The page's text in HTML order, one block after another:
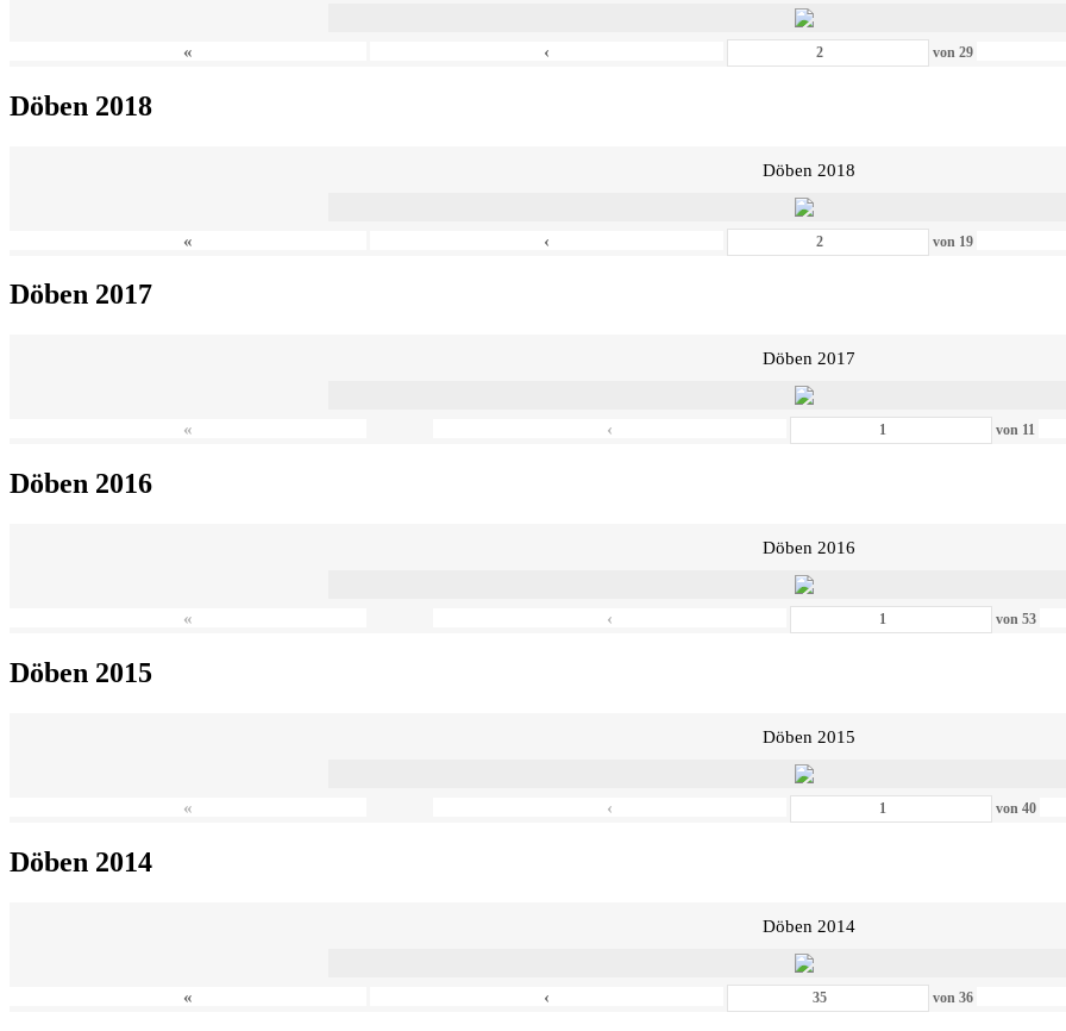
« ‹ von29
Döben 2018
Döben 2018
« ‹ von 19
Döben 2017
Döben 2017
« ‹ von 11
Döben 2016
Döben 2016
« ‹ von53
Döben 2015
Döben 2015
« ‹ von40
Döben 2014
Döben 2014
« ‹ von36